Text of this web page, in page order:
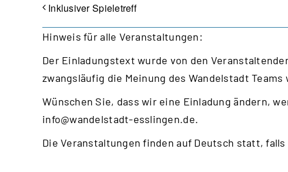
Inklusiver Spieletreff
Hinweis für alle Veranstaltungen:
Der Einladungstext wurde von den
zwangsläufig die Meinung des Wandelstadt Teams
Wünschen Sie, dass wir eine Einladung ändern,
info@wandelstadt-esslingen.de.
Die Veranstaltungen finden auf Deutsch statt,